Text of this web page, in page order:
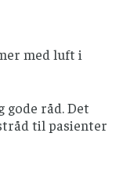
med luft i
gode råd. Det
til pasienter